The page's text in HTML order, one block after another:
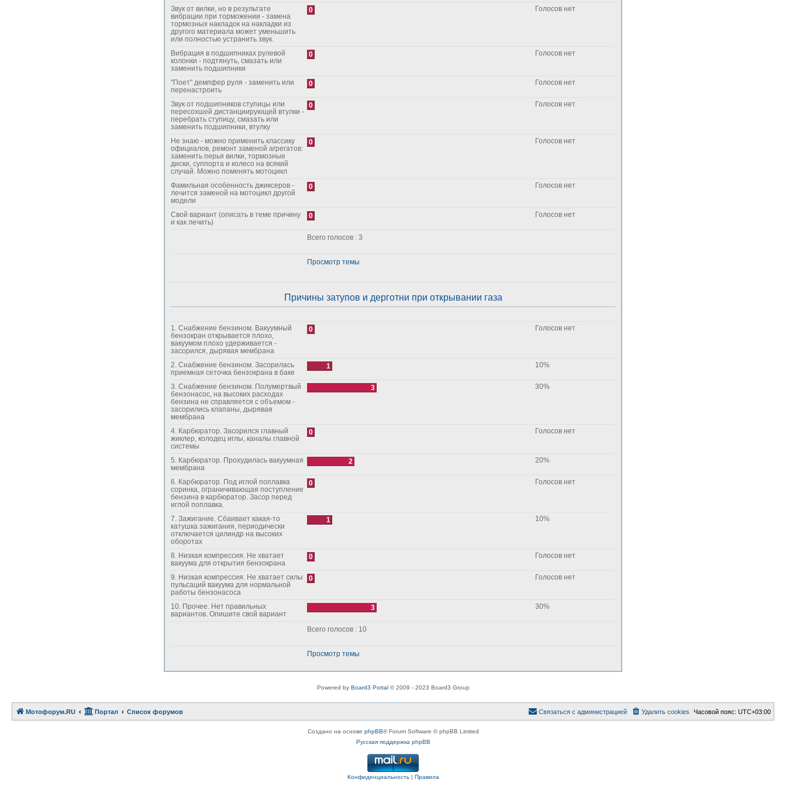
Звук от вилки, но в результате
вибрации при торможении - замена
тормозных накладок на накладки из
другого материала может уменьшить
или полностью устранить звук.
0 Голосов нет
Вибрация в подшипниках рулевой
колонки - подтянуть, смазать или
заменить подшипники
0 Голосов нет
"Поет" демпфер руля - заменить или
перенастроить
0 Голосов нет
Звук от подшипников ступицы или
пересохшей дистанциирующей втулки -
перебрать ступицу, смазать или
заменить подшипники, втулку
0 Голосов нет
Не знаю - можно применить классику
официалов, ремонт заменой агрегатов:
заменить перья вилки, тормозные
диски, суппорта и колесо на всякий
случай. Можно поменять мотоцикл
0 Голосов нет
Фамильная особенность джиксеров -
лечится заменой на мотоцикл другой
модели
0 Голосов нет
Свой вариант (описать в теме причину
и как лечить)
0 Голосов нет
Всего голосов : 3
Просмотр темы
Причины затупов и дерготни при открывании газа
1. Снабжение бензином. Вакуумный
бензокран открывается плохо,
вакуумом плохо удерживается -
засорился, дырявая мембрана
0 Голосов нет
2. Снабжение бензином. Засорилась
приемная сеточка бензокрана в баке
1 10%
3. Снабжение бензином. Полумертвый
бензонасос, на высоких расходах
бензина не справляется с объемом -
засорились клапаны, дырявая
мембрана
3 30%
4. Карбюратор. Засорился главный
жиклер, колодец иглы, каналы главной
системы
0 Голосов нет
5. Карбюратор. Прохудилась вакуумная
мембрана
2 20%
6. Карбюратор. Под иглой поплавка
соринка, ограничивающая поступление
бензина в карбюратор. Засор перед
иглой поплавка.
0 Голосов нет
7. Зажигание. Сбаивает какая-то
катушка зажигания, периодически
отключается цилиндр на высоких
оборотах
1 10%
8. Низкая компрессия. Не хватает
вакуума для открытия бензокрана
0 Голосов нет
9. Низкая компрессия. Не хватает силы
пульсаций вакуума для нормальной
работы бензонасоса
0 Голосов нет
10. Прочее. Нет правильных
вариантов. Опишите свой вариант
3 30%
Всего голосов : 10
Просмотр темы
Powered by Board3 Portal© 2009 - 2023 Board3 Group
Мотофорум.RU Портал Список форумов Часовой пояс: UTC+03:00
Удалить cookies
Связаться с администрацией
Создано на основе phpBB® Forum Software © phpBB Limited
Русская поддержка phpBB
Конфиденциальность| Правила